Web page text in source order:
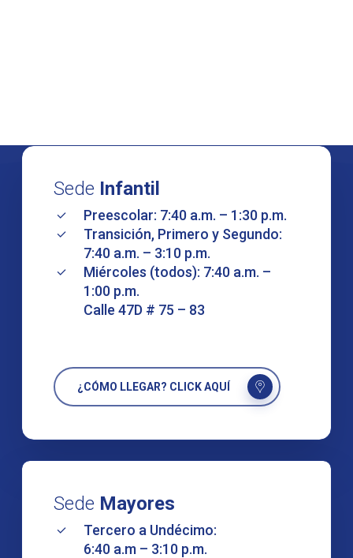
Sede Infantil
Preescolar: 7:40 a.m. – 1:30 p.m.
Transición, Primero y Segundo:
7:40 a.m. – 3:10 p.m.
Miércoles (todos): 7:40 a.m. –
1:00 p.m.
Calle 47D # 75 – 83
¿CÓMO LLEGAR? CLICK AQUÍ
Sede Mayores
Tercero a Undécimo:
6:40 a.m – 3:10 p.m.